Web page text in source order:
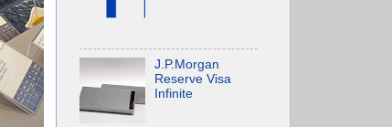
J.P.Morgan
Reserve Visa
Infinite